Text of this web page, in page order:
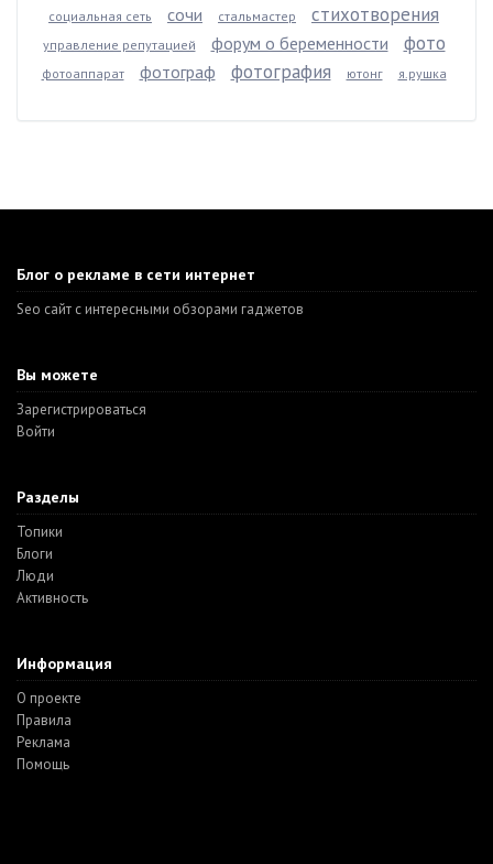
социальная сеть сочи стальмастер стихотворения
управление репутацией форум о беременности фото
фотоаппарат фотограф фотография ютонг я.рушка
Блог о рекламе в сети интернет
Seo сайт с интересными обзорами гаджетов
Вы можете
Зарегистрироваться
Войти
Разделы
Топики
Блоги
Люди
Активность
Информация
О проекте
Правила
Реклама
Помощь